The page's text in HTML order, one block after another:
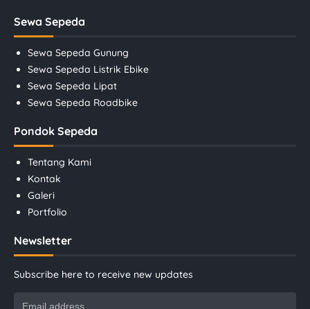
Sewa Sepeda
Sewa Sepeda Gunung
Sewa Sepeda Listrik Ebike
Sewa Sepeda Lipat
Sewa Sepeda Roadbike
Pondok Sepeda
Tentang Kami
Kontak
Galeri
Portfolio
Newsletter
Subscribe here to receive new updates